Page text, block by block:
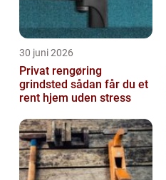
30 juni 2026
Privat rengøring
grindsted sådan får du et
rent hjem uden stress